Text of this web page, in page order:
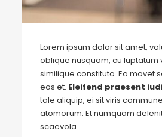
Lorem ipsum dolor sit amet,
oblique nusquam, cu luptatum
similique constituto. Ea movet
eos et. Eleifend praesent
tale aliquip, ei sit viris
atomorum. Et numquam
scaevola.